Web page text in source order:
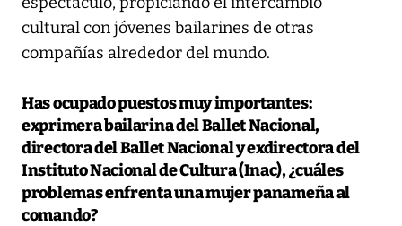
cultural con jóvenes bailarines de otras
compañías alrededor del mundo.
Has ocupado puestos muy importantes:
exprimera bailarina del Ballet Nacional,
directora del Ballet Nacional y exdirectora del
Instituto Nacional de Cultura (Inac), ¿cuáles
problemas enfrenta una mujer panameña al
comando?